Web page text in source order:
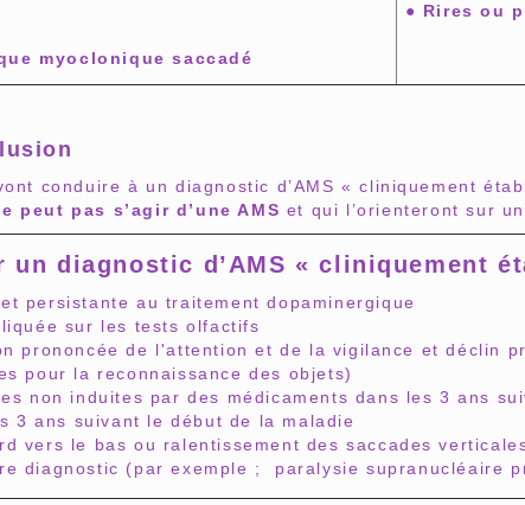
myoclonique saccadé
● Rires ou
conduire à un diagnostic d’AMS « cliniquement
pas s’agir d’une AMS et qui l’orienteront sur
un diagnostic d’AMS « cliniquement
persistante au traitement dopaminergique
sur les tests olfactifs
prononcée de l'attention et de la vigilance et déclin
pour la reconnaissance des objets)
non induites par des médicaments dans les 3 ans
3 ans suivant le début de la maladie
vers le bas ou ralentissement des saccades
diagnostic (par exemple ; paralysie supranucléaire